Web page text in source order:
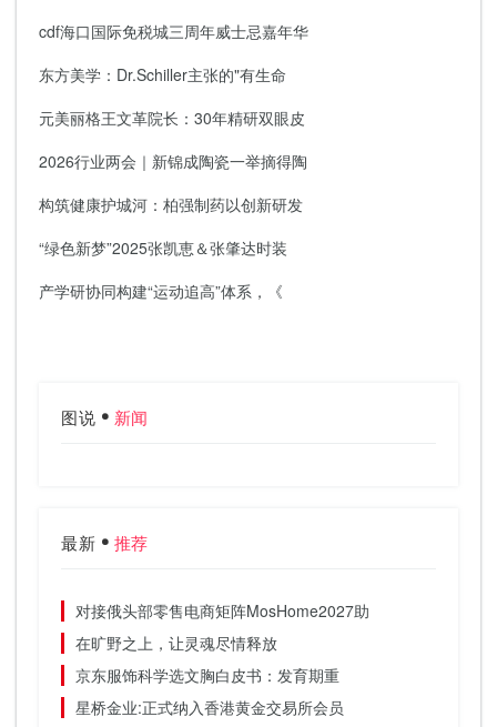
cdf海口国际免税城三周年威士忌嘉年华
东方美学：Dr.Schiller主张的"有生命
元美丽格王文革院长：30年精研双眼皮
2026行业两会｜新锦成陶瓷一举摘得陶
构筑健康护城河：柏强制药以创新研发
“绿色新梦”2025张凯恵＆张肇达时装
产学研协同构建“运动追高”体系，《
图说 新闻
最新 推荐
对接俄头部零售电商矩阵MosHome2027助
在旷野之上，让灵魂尽情释放
京东服饰科学选文胸白皮书：发育期重
星桥金业:正式纳入香港黄金交易所会员